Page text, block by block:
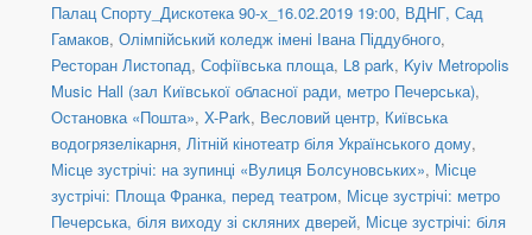
Палац Спорту_Дискотека 90-х_16.02.2019 19:00, ВДНГ, Сад
Гамаков, Олімпійський коледж імені Івана Піддубного,
Ресторан Листопад, Софіївська площа, L8 park, Kyiv Metropolis
Music Hall (зал Київської обласної ради, метро Печерська),
Остановка «Пошта», X-Park, Весловий центр, Київська
водогрязелікарня, Літній кінотеатр біля Українського дому,
Місце зустрічі: на зупинці «Вулиця Болсуновських», Місце
зустрічі: Площа Франка, перед театром, Місце зустрічі: метро
Печерська, біля виходу зі скляних дверей, Місце зустрічі: біля